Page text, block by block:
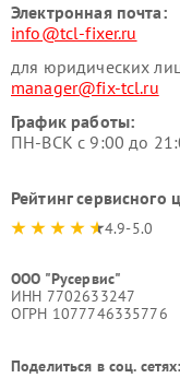
Электронная почта:
info@tcl-fixer.ru
для юридических
manager@fix-tcl.ru
График работы:
ПН-ВСК с 9:00 до
Рейтинг сервисного
4.9-5.0
ООО "Русервис"
ИНН 7702633247
ОГРН 1077746335776
Поделиться в соц. сетях: